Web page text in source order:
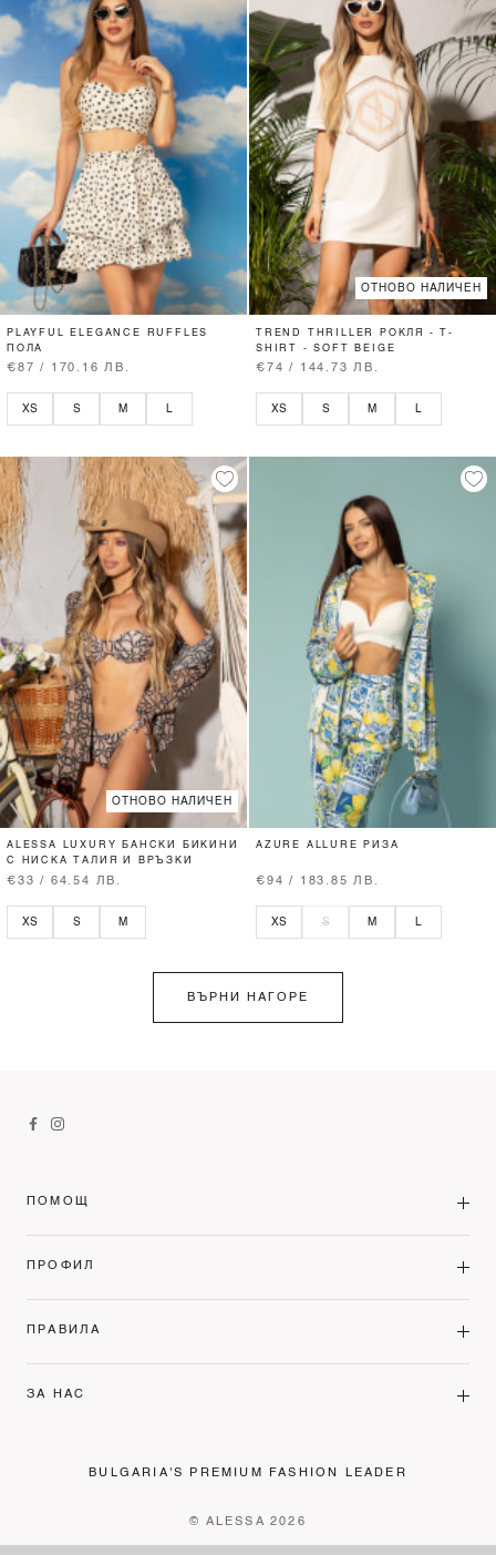
PLAYFUL ELEGANCE RUFFLES
ПОЛА
€87 / 170.16 ЛВ.
XS S M L
ОТНОВО НАЛИЧЕН
TREND THRILLER РОКЛЯ - T-
SHIRT - SOFT BEIGE
€74 / 144.73 ЛВ.
XS S M L
ОТНОВО НАЛИЧЕН
ALESSA LUXURY БАНСКИ БИКИНИ
С НИСКА ТАЛИЯ И ВРЪЗКИ
€33 / 64.54 ЛВ.
XS S M
AZURE ALLURE РИЗА
€94 / 183.85 ЛВ.
XS S M
ВЪРНИ НАГОРЕ
ПОМОЩ
ПРОФИЛ
ПРАВИЛА
ЗА НАС
BULGARIA'S PREMIUM FASHION LEADER
© ALESSA 2026